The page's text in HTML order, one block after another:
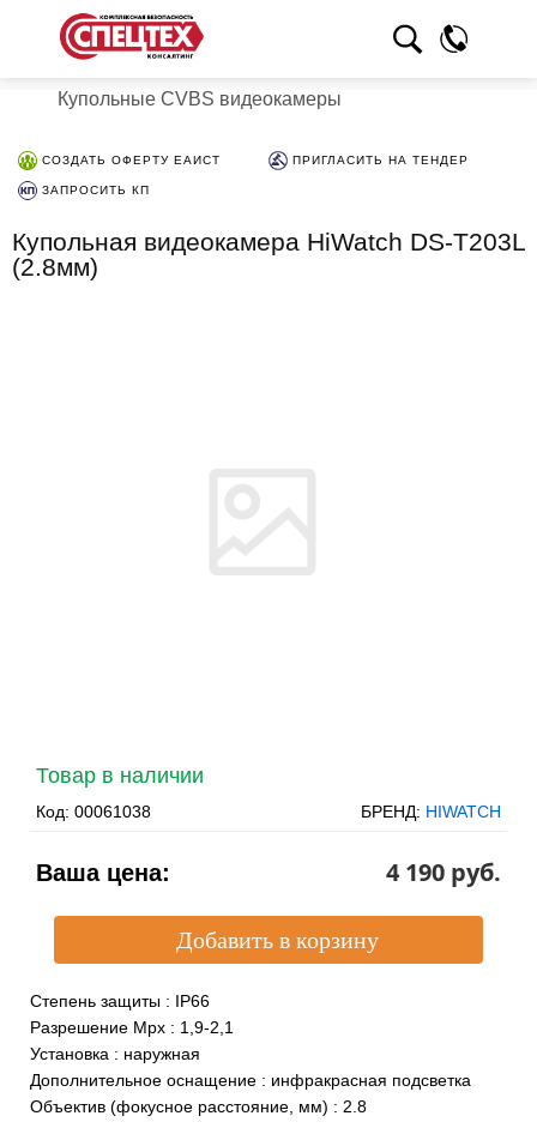
Купольные CVBS видеокамеры
СОЗДАТЬ ОФЕРТУ ЕАИСТ ПРИГЛАСИТЬ НА ТЕНДЕР
ЗАПРОСИТЬ КП
Купольная видеокамера HiWatch DS-T203L
(2.8мм)
Товар в наличии
Код: 00061038 БРЕНД: HIWATCH
Ваша цена: 4 190 pуб.
Степень защиты : IP66
Разрешение Mpx : 1,9-2,1
Установка : наружная
Дополнительное оснащение : инфракрасная подсветка
Объектив (фокусное расстояние, мм) : 2.8